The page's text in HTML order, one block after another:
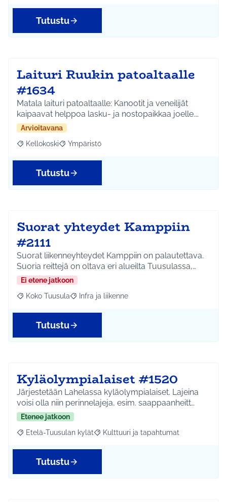
Tutustu
Laituri Ruukin patoaltaalle
#1634
Matala laituri patoaltaalle: Kanootit ja veneilijät
kaipaavat helppoa lasku- ja nostopaikkaa joelle.…
Arvioitavana
Rajaa tulokset aihepiirin mukaan: Kellokoski
Kellokoski Rajaa tulokset teeman mukaan: Ympäristö
Ympäristö
Tutustu
Suorat yhteydet Kamppiin
#2111
Suorat liikenneyhteydet Kamppiin on palautettava.
Suoria reittejä on oltava eri alueilta Tuusulassa,…
Ei etene jatkoon
Rajaa tulokset aihepiirin mukaan: Koko Tuusula
Koko Tuusula Rajaa tulokset teeman mukaan: Infra ja liikenne
Infra ja liikenne
Tutustu
Kyläolympialaiset #1520
Järjestetään Lahelassa kyläolympialaiset. Lajeina
voisi olla niin perinnelajeja, esim. saappaanheitt…
Etenee jatkoon
Rajaa tulokset aihepiirin mukaan: Etelä-Tuusulan kylät
Etelä-Tuusulan kylät Rajaa tulokset teeman mukaan:
Kulttuuri ja tapahtumat
Tutustu